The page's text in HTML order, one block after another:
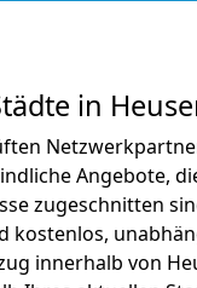
in
Angebote,
zugeschnitten
kostenlos,
innerhalb von